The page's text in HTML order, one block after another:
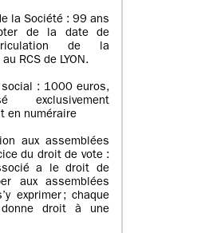
la Société : 99 ans
de la date de
de la
RCS de LYON.
: 1000 euros,
exclusivement
en numéraire
aux assemblées
du droit de vote :
a le droit de
aux assemblées
exprimer ; chaque
droit à une